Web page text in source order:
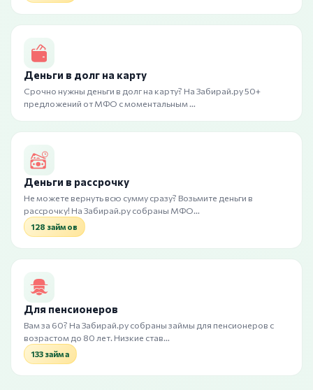
Деньги в долг на карту
Срочно нужны деньги в долг на карту? На Забирай.ру 50+
предложений от МФО с моментальным …
Деньги в рассрочку
Не можете вернуть всю сумму сразу? Возьмите деньги в
рассрочку! На Забирай.ру собраны МФО…
128 займов
Для пенсионеров
Вам за 60? На Забирай.ру собраны займы для пенсионеров с
возрастом до 80 лет. Низкие став…
133 займа